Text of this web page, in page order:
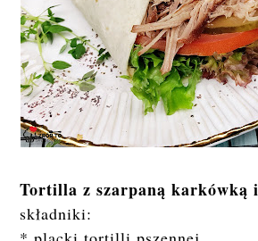
Tortilla z szarpaną karkówką
składniki: